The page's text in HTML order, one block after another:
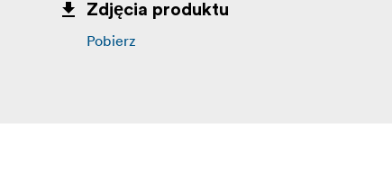
Zdjęcia produktu
Pobierz